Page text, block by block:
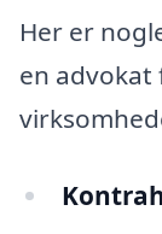
Her er
en advokat